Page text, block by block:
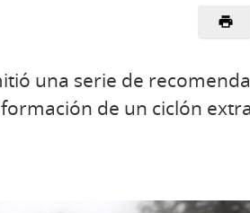
una serie de
de un ciclón